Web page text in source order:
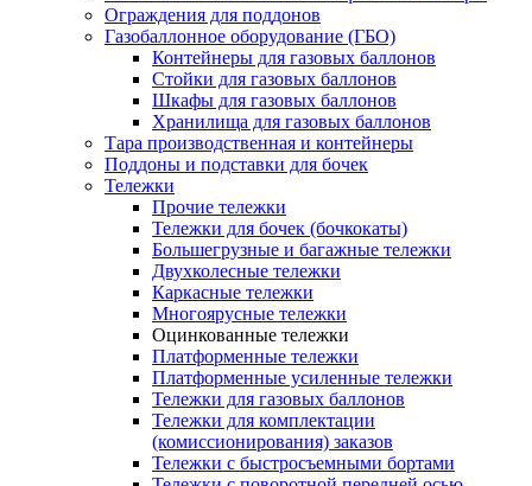
Ограждения для поддонов
Газобаллонное оборудование (ГБО)
Контейнеры для газовых баллонов
Стойки для газовых баллонов
Шкафы для газовых баллонов
Хранилища для газовых баллонов
Тара производственная и контейнеры
Поддоны и подставки для бочек
Тележки
Прочие тележки
Тележки для бочек (бочкокаты)
Большегрузные и багажные тележки
Двухколесные тележки
Каркасные тележки
Многоярусные тележки
Оцинкованные тележки
Платформенные тележки
Платформенные усиленные тележки
Тележки для газовых баллонов
Тележки для комплектации
(комиссионирования) заказов
Тележки с быстросъемными бортами